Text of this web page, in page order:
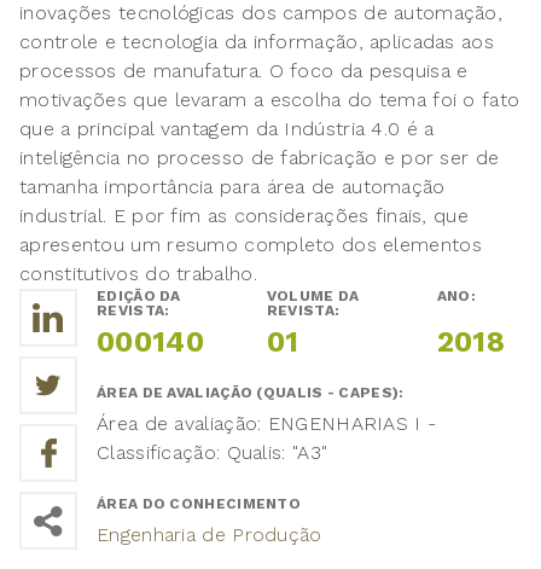
inovações tecnológicas dos campos de automação,
controle e tecnologia da informação, aplicadas aos
processos de manufatura. O foco da pesquisa e
motivações que levaram a escolha do tema foi o fato
que a principal vantagem da Indústria 4.0 é a
inteligência no processo de fabricação e por ser de
tamanha importância para área de automação
industrial. E por fim as considerações finais, que
apresentou um resumo completo dos elementos
constitutivos do trabalho.
EDIÇÃO DA
REVISTA:
000140
VOLUME DA
REVISTA:
01
ANO:
2018
ÁREA DE AVALIAÇÃO (QUALIS - CAPES):
Área de avaliação: ENGENHARIAS I -
Classificação: Qualis: "A3"
ÁREA DO CONHECIMENTO
Engenharia de Produção